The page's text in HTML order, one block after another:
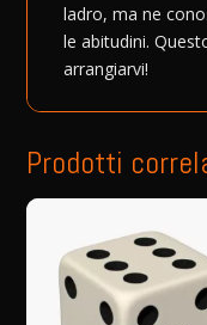
ladro, ma ne
le abitudini.
arrangiarvi!
Prodotti